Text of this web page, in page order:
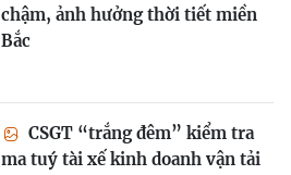
chậm, ảnh hưởng thời tiết miền
Bắc
CSGT “trắng đêm” kiểm tra
ma tuý tài xế kinh doanh vận tải